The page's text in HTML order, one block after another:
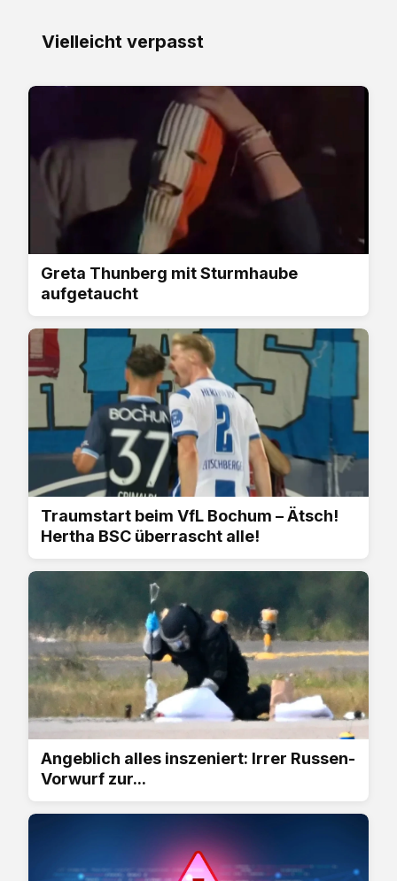
Vielleicht verpasst
Greta Thunberg mit Sturmhaube
aufgetaucht
Traumstart beim VfL Bochum – Ätsch!
Hertha BSC überrascht alle!
Angeblich alles inszeniert: Irrer Russen-
Vorwurf zur...